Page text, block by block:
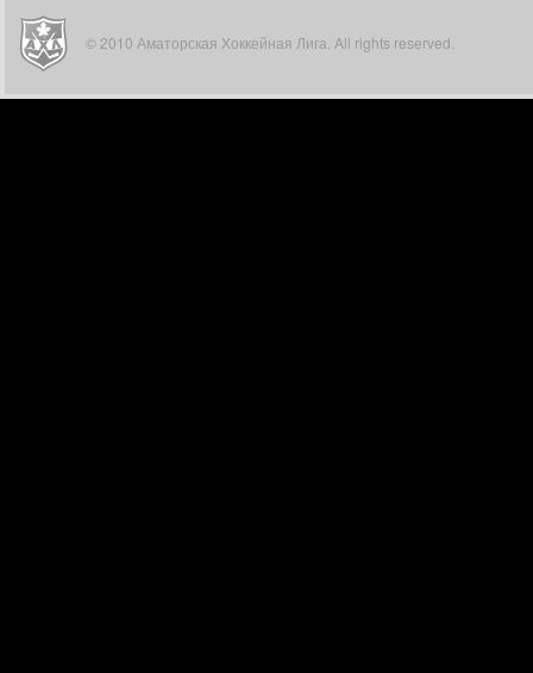
© 2010 Аматорская Хоккейная Лига. All rights reserved.